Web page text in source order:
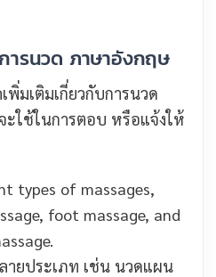
ารนวด ภาษาอังกฤษ
พิ่มเติมเกี่ยวกับการนวด
ใช้ในการตอบ หรือแจ้งให้
types of massages,
foot massage, and
ายประเภท เช่น นวดแผน